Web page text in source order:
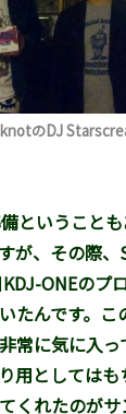
のDJ
ということも
が、その際
ONEのプ
たんです。こ
常に気に入
用としては
くれたのが